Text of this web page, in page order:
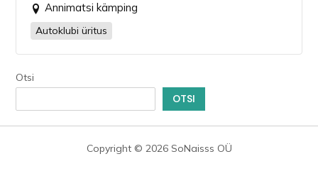
Annimatsi kämping
Autoklubi üritus
Otsi
OTSI
Copyright © 2026 SoNaisss OÜ